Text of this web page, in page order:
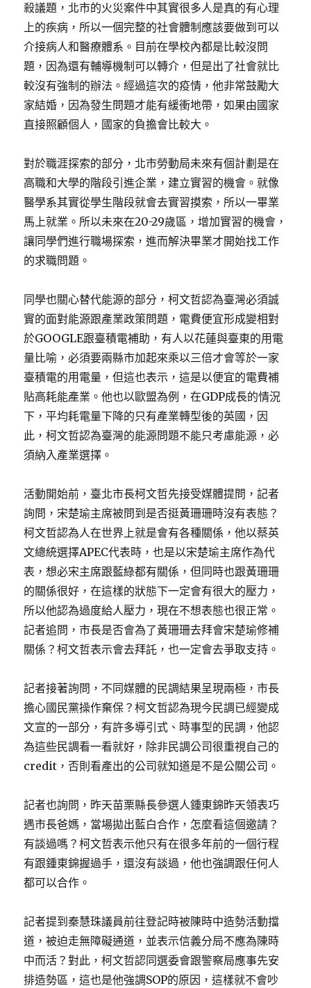
殺議題，北市的火災案件中其實很多人是真的有心理
上的疾病，所以一個完整的社會體制應該要做到可以
介接病人和醫療體系。目前在學校內都是比較沒問
題，因為還有輔導機制可以轉介，但是出了社會就比
較沒有強制的辦法。經過這次的疫情，他非常鼓勵大
家結婚，因為發生問題才能有緩衝地帶，如果由國家
直接照顧個人，國家的負擔會比較大。
對於職涯探索的部分，北市勞動局未來有個計劃是在
高職和大學的階段引進企業，建立實習的機會。就像
醫學系其實從學生階段就會去實習摸索，所以一畢業
馬上就業。所以未來在20-29歲區，增加實習的機會，
讓同學們進行職場探索，進而解決畢業才開始找工作
的求職問題。
同學也關心替代能源的部分，柯文哲認為臺灣必須誠
實的面對能源跟產業政策問題，電費便宜形成變相對
於GOOGLE跟臺積電補助，有人以花蓮與臺東的用電
量比喻，必須要兩縣市加起來乘以三倍才會等於一家
臺積電的用電量，但這也表示，這是以便宜的電費補
貼高耗能產業。他也以歐盟為例，在GDP成長的情況
下，平均耗電量下降的只有產業轉型後的英國，因
此，柯文哲認為臺灣的能源問題不能只考慮能源，必
須納入產業選擇。
活動開始前，臺北市長柯文哲先接受媒體提問，記者
詢問，宋楚瑜主席被問到是否挺黃珊珊時沒有表態？
柯文哲認為人在世界上就是會有各種關係，他以蔡英
文總統選擇APEC代表時，也是以宋楚瑜主席作為代
表，想必宋主席跟藍綠都有關係，但同時也跟黃珊珊
的關係很好，在這樣的狀態下一定會有很大的壓力，
所以他認為過度給人壓力，現在不想表態也很正常。
記者追問，市長是否會為了黃珊珊去拜會宋楚瑜修補
關係？柯文哲表示會去拜託，也一定會去爭取支持。
記者接著詢問，不同媒體的民調結果呈現兩極，市長
擔心國民黨操作棄保？柯文哲認為現今民調已經變成
文宣的一部分，有許多導引式、時事型的民調，他認
為這些民調看一看就好，除非民調公司很重視自己的
credit，否則看產出的公司就知道是不是公關公司。
記者也詢問，昨天苗栗縣長參選人鍾東錦昨天領表巧
遇市長爸媽，當場拋出藍白合作，怎麼看這個邀請？
有談過嗎？柯文哲表示他只有在很多年前的一個行程
有跟鍾東錦握過手，還沒有談過，他也強調跟任何人
都可以合作。
記者提到秦慧珠議員前往登記時被陳時中造勢活動擋
道，被迫走無障礙通道，並表示信義分局不應為陳時
中而活？對此，柯文哲認同選委會跟警察局應事先安
排造勢區，這也是他強調SOP的原因，這樣就不會吵